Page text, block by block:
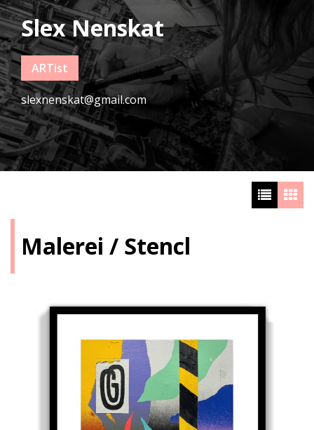
Slex Nenskat
ARTist
slexnenskat@gmail.com
Malerei / Stencl